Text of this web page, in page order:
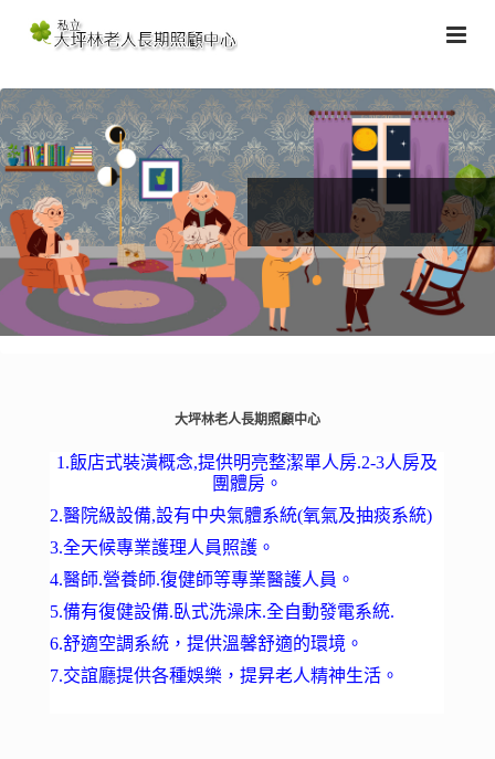
大坪林老人長期照顧中心
1.飯店式裝潢概念,提供明亮整潔單人房.2-3人房及
團體房。
2.醫院級設備,設有中央氣體系統(氧氣及抽痰系統)
3.全天候專業護理人員照護。
4.醫師.營養師.復健師等專業醫護人員。
5.備有復健設備.臥式洗澡床.全自動發電系統.
6.舒適空調系統，提供溫馨舒適的環境。
7.交誼廳提供各種娛樂，提昇老人精神生活。